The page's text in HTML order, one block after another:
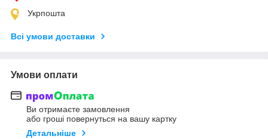
Укрпошта
Всі умови доставки
Умови оплати
Ви отримаєте замовлення
або гроші повернуться на вашу картку
Детальніше